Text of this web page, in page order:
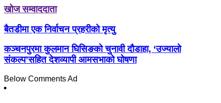
खोज सम्वाददाता
बैतडीमा एक निर्वाचन प्रहरीको मृत्यु
कञ्चनपुरमा कुलमान घिसिङको चुनावी दौडाहा, ‘उज्यालो
संकल्प’सहित देशव्यापी आमसभाको घोषणा
Below Comments Ad